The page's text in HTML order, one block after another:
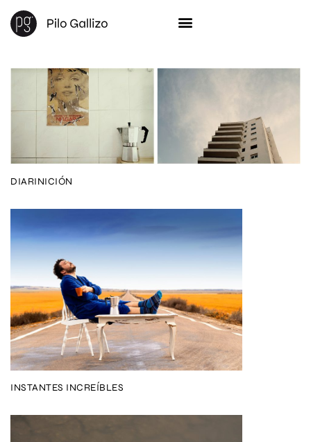
DIARINICIÓN
INSTANTES INCREÍBLES